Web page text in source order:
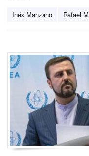
Inés Manzano Rafael